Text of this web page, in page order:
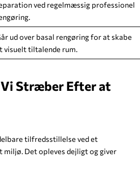
ved regelmæssig professionel
ud over basal rengøring for at skabe
visuelt tiltalende rum.
Vi Stræber Efter at
tilfredsstillelse ved et
miljø. Det opleves dejligt og giver